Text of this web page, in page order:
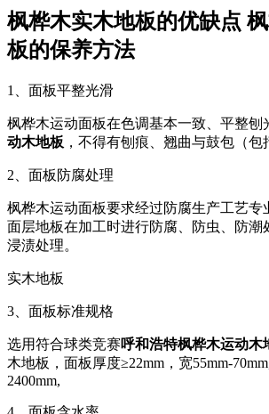
枫桦木实木地板的优缺点
板的保养方法
1、面板平整光滑
枫桦木运动面板在色调基本一致、平整刨
动木地板 ，不得有刨痕、翘曲与鼓包（包
2、面板防腐处理
枫桦木运动面板要求经过防腐生产工艺专
面层地板在加工时进行防腐、防虫、防潮
浸渍处理。
实木地板
3、面板标准规格
选用符合球类竞赛呼和浩特枫桦木运动木
木地板，面板厚度≥22mm，宽55mm-
2400mm,